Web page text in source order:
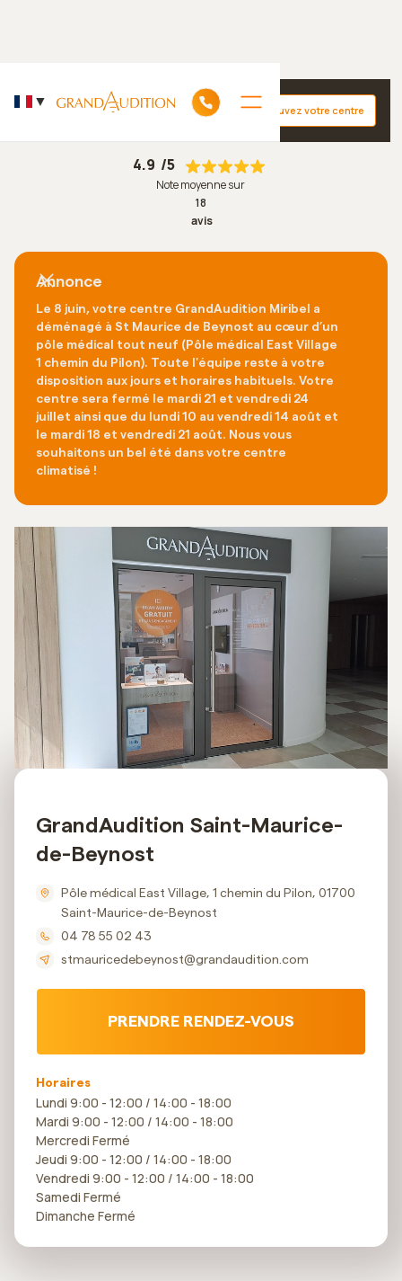
Découvrez nos +130 centres auditifs dans le monde Trouvez votre centre
▼ Accueil GrandAudition Saint-Maurice-de-Beynost
4.9 /5
Note moyenne sur
18
avis
Annonce
Le 8 juin, votre centre GrandAudition Miribel a
déménagé à St Maurice de Beynost au cœur d’un
pôle médical tout neuf (Pôle médical East Village
1 chemin du Pilon). Toute l'équipe reste à votre
disposition aux jours et horaires habituels. Votre
centre sera fermé le mardi 21 et vendredi 24
juillet ainsi que du lundi 10 au vendredi 14 août et
le mardi 18 et vendredi 21 août. Nous vous
souhaitons un bel été dans votre centre
climatisé !
GrandAudition Saint-Maurice-
de-Beynost
Pôle médical East Village, 1 chemin du Pilon, 01700
Saint-Maurice-de-Beynost
04 78 55 02 43
stmauricedebeynost@grandaudition.com
PRENDRE RENDEZ-VOUS
Horaires
Lundi 9:00 - 12:00 / 14:00 - 18:00
Mardi 9:00 - 12:00 / 14:00 - 18:00
Mercredi Fermé
Jeudi 9:00 - 12:00 / 14:00 - 18:00
Vendredi 9:00 - 12:00 / 14:00 - 18:00
Samedi Fermé
Dimanche Fermé